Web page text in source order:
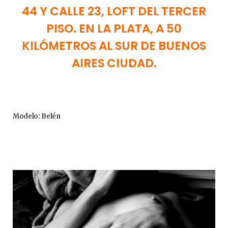
44 Y CALLE 23, LOFT DEL TERCER
PISO. EN LA PLATA, A 50
KILÓMETROS AL SUR DE BUENOS
AIRES CIUDAD.
Modelo: Belén